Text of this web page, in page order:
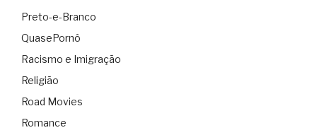
Preto-e-Branco
QuasePornô
Racismo e Imigração
Religião
Road Movies
Romance